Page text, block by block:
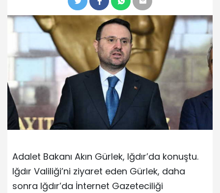
Adalet Bakanı Akın Gürlek, Iğdır’da konuştu.
Iğdır Valiliği’ni ziyaret eden Gürlek, daha
sonra Iğdır’da İnternet Gazeteciliği